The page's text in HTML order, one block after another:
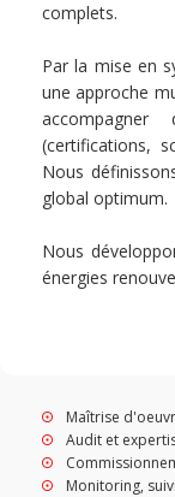
complets.
Par la mise en
une approche
(certifications,
Nous
global optimum.
Nous
énergies
Maîtrise
Audit et
Monitoring,